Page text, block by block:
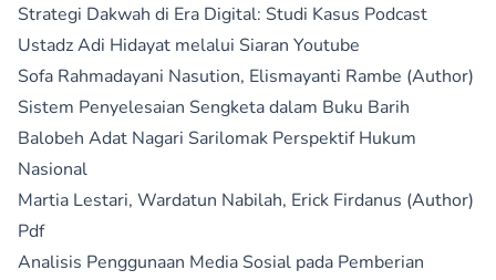
Strategi Dakwah di Era Digital: Studi Kasus Podcast
Ustadz Adi Hidayat melalui Siaran Youtube
Sofa Rahmadayani Nasution, Elismayanti Rambe (Author)
Sistem Penyelesaian Sengketa dalam Buku Barih
Balobeh Adat Nagari Sarilomak Perspektif Hukum
Nasional
Martia Lestari, Wardatun Nabilah, Erick Firdanus (Author)
Pdf
Analisis Penggunaan Media Sosial pada Pemberian